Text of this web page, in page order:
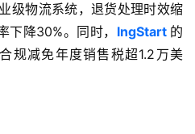
级物流系统，退货处理时效缩
下降30%。同时， lngStart 的
规减免年度销售税超1.2万美